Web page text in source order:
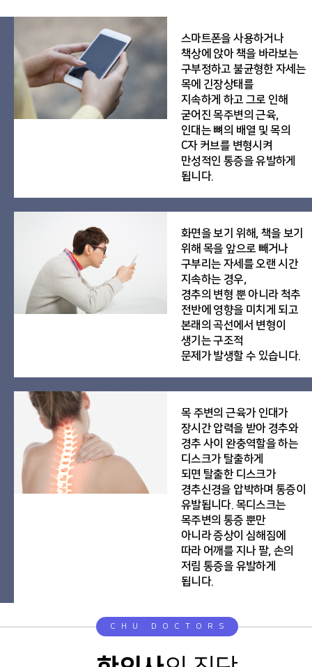
스마트폰을 사용하거나
책상에 앉아 책을 바라보는
구부정하고 불균형한 자세는
목에 긴장상태를
지속하게 하고 그로 인해
굳어진 목주변의 근육,
인대는 뼈의 배열 및 목의
C자 커브를 변형시켜
만성적인 통증을 유발하게
됩니다.
화면을 보기 위해, 책을 보기
위해 목을 앞으로 빼거나
구부리는 자세를 오랜 시간
지속하는 경우,
경추의 변형 뿐 아니라 척추
전반에 영향을 미치게 되고
본래의 곡선에서 변형이
생기는 구조적
문제가 발생할 수 있습니다.
목 주변의 근육가 인대가
장시간 압력을 받아 경추와
경추 사이 완충역할을 하는
디스크가 탈출하게
되면 탈출한 디스크가
경추신경을 압박하며 통증이
유발됩니다. 목디스크는
목주변의 통증 뿐만
아니라 증상이 심해짐에
따라 어깨를 지나 팔, 손의
저림 통증을 유발하게
됩니다.
CHU DOCTORS